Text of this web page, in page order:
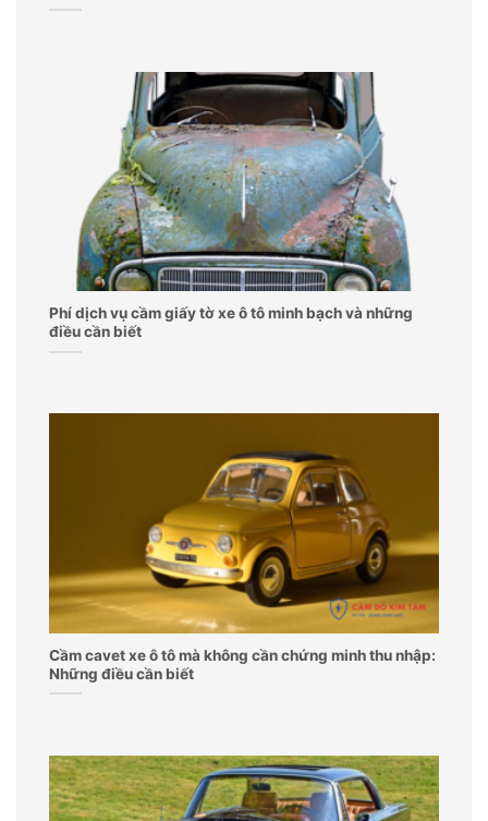
Phí dịch vụ cầm giấy tờ xe ô tô minh bạch và những
điều cần biết
Cầm cavet xe ô tô mà không cần chứng minh thu nhập:
Những điều cần biết